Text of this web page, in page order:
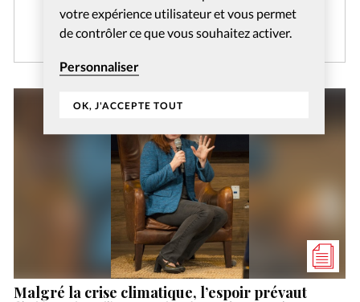
votre expérience utilisateur et vous permet
de contrôler ce que vous souhaitez activer.
Personnaliser
OK, J'ACCEPTE TOUT
CRÉER MON COMPTE
Malgré la crise climatique, l’espoir prévaut